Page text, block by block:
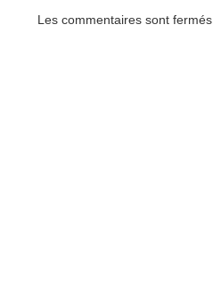
Les commentaires sont fermés.